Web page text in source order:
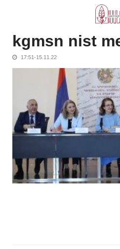
kgmsn nist
17:51-15.11.22